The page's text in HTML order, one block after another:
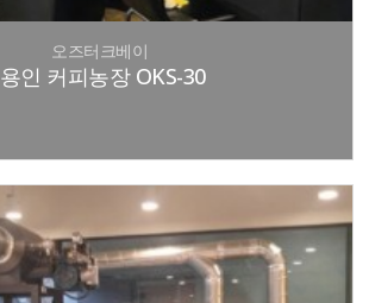
오즈터크베이
용인 커피농장 OKS-30